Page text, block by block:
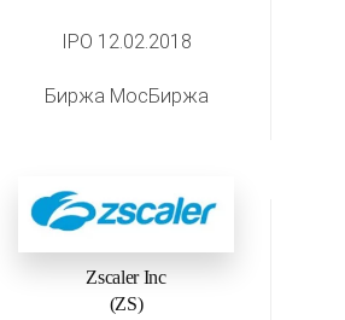
IPO 12.02.2018
Биржа МосБиржа
Zscaler Inc
(ZS)